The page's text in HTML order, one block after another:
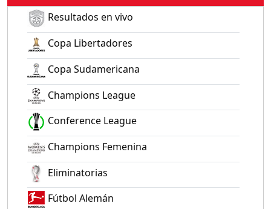
Resultados en vivo
Copa Libertadores
Copa Sudamericana
Champions League
Conference League
Champions Femenina
Eliminatorias
Fútbol Alemán